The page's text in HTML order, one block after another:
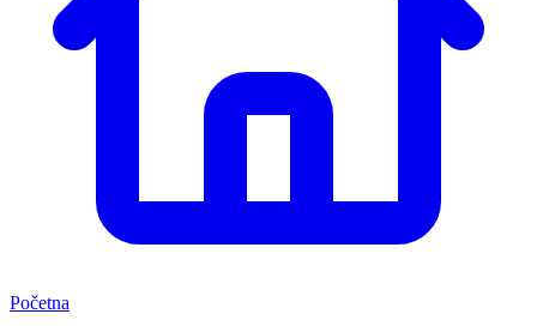
Početna